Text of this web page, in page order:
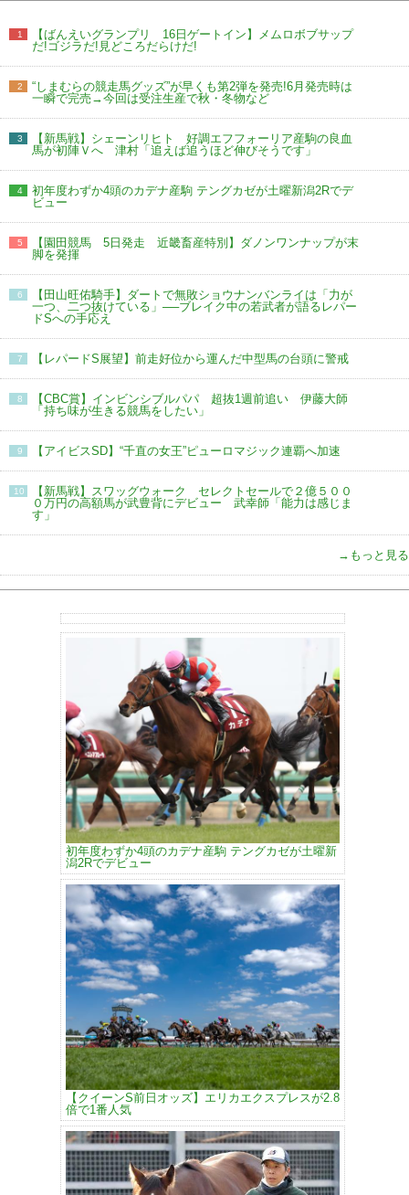
1
【ばんえいグランプリ 16日ゲートイン】メムロボブサップ
だ!ゴジラだ!見どころだらけだ!
2
“しまむらの競走馬グッズ”が早くも第2弾を発売!6月発売時は
一瞬で完売→今回は受注生産で秋・冬物など
3
【新馬戦】シェーンリヒト 好調エフフォーリア産駒の良血
馬が初陣Ｖへ 津村「追えば追うほど伸びそうです」
4
初年度わずか4頭のカデナ産駒 テングカゼが土曜新潟2Rでデ
ビュー
5
【園田競馬 5日発走 近畿畜産特別】ダノンワンナップが末
脚を発揮
6
【田山旺佑騎手】ダートで無敗ショウナンバンライは「力が
一つ、二つ抜けている」──ブレイク中の若武者が語るレパー
ドSへの手応え
7 【レパードS展望】前走好位から運んだ中型馬の台頭に警戒
8
【CBC賞】インビンシブルパパ 超抜1週前追い 伊藤大師
「持ち味が生きる競馬をしたい」
9 【アイビスSD】“千直の女王”ピューロマジック連覇へ加速
10
【新馬戦】スワッグウォーク セレクトセールで２億５００
０万円の高額馬が武豊背にデビュー 武幸師「能力は感じま
す」
→もっと見る
初年度わずか4頭のカデナ産駒 テングカゼが土曜新
潟2Rでデビュー
【クイーンS前日オッズ】エリカエクスプレスが2.8
倍で1番人気